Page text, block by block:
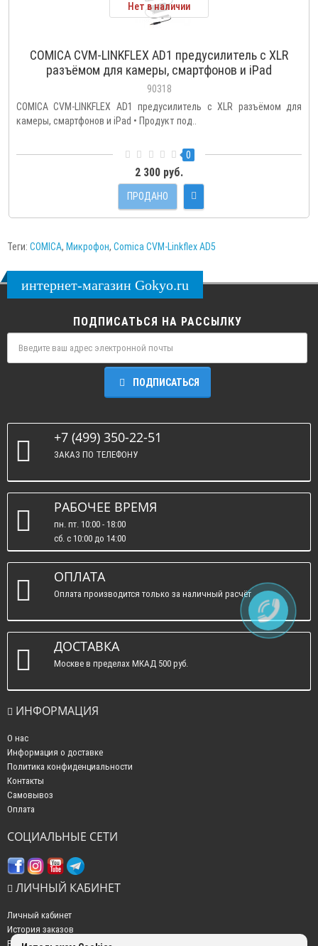
Нет в наличии
COMICA CVM-LINKFLEX AD1 предусилитель с XLR
разъёмом для камеры, смартфонов и iPad
90318
COMICA CVM-LINKFLEX AD1 предусилитель с XLR разъёмом для
камеры, смартфонов и iPad • Продукт под..
0
2 300 руб.
ПРОДАНО
Теги: COMICA, Микрофон, Comica CVM-Linkflex AD5
интернет-магазин Gokyo.ru
ПОДПИСАТЬСЯ НА РАССЫЛКУ
ПОДПИСАТЬСЯ
+7 (499) 350-22-51
ЗАКАЗ ПО ТЕЛЕФОНУ
РАБОЧЕЕ ВРЕМЯ
пн. пт. 10:00 - 18:00
сб. c 10:00 до 14:00
вс. : выходные.
ОПЛАТА
Оплата производится только за наличный расчёт
ДОСТАВКА
Москве в пределах МКАД 500 руб.
ИНФОРМАЦИЯ
О нас
Информация о доставке
Политика конфиденциальности
Контакты
Самовывоз
Оплата
СОЦИАЛЬНЫЕ СЕТИ
ЛИЧНЫЙ КАБИНЕТ
Личный кабинет
История заказов
Рассылка новостей